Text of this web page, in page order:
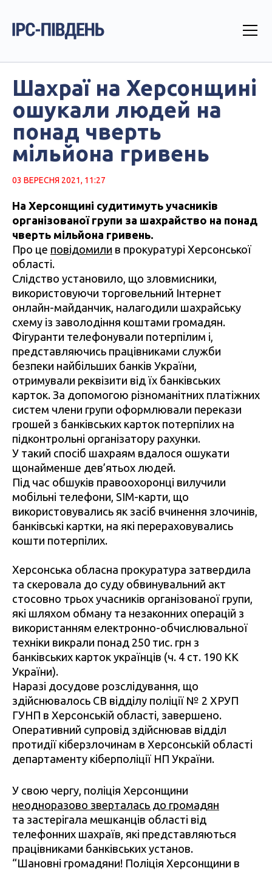
Шахраї на Херсонщині
ошукали людей на
понад чверть
мільйона гривень
03 ВЕРЕСНЯ 2021, 11:27
На Херсонщині судитимуть учасників
організованої групи за шахрайство на понад
чверть мільйона гривень.
Про це повідомили в прокуратурі Херсонської
області.
Слідство установило, що зловмисники,
використовуючи торговельний Інтернет
онлайн-майданчик, налагодили шахрайську
схему із заволодіння коштами громадян.
Фігуранти телефонували потерпілим і,
представляючись працівниками служби
безпеки найбільших банків України,
отримували реквізити від їх банківських
карток. За допомогою різноманітних платіжних
систем члени групи оформлювали перекази
грошей з банківських карток потерпілих на
підконтрольні організатору рахунки.
У такий спосіб шахраям вдалося ошукати
щонайменше дев’ятьох людей.
Під час обшуків правоохоронці вилучили
мобільні телефони, SIM-карти, що
використовувались як засіб вчинення злочинів,
банківські картки, на які перераховувались
кошти потерпілих.
Херсонська обласна прокуратура затвердила
та скеровала до суду обвинувальний акт
стосовно трьох учасників організованої групи,
які шляхом обману та незаконних операцій з
використанням електронно-обчислювальної
техніки викрали понад 250 тис. грн з
банківських карток українців (ч. 4 ст. 190 КК
України).
Наразі досудове розслідування, що
здійснювалось СВ відділу поліції № 2 ХРУП
ГУНП в Херсонській області, завершено.
Оперативний супровід здійснював відділ
протидії кіберзлочинам в Херсонській області
департаменту кіберполіції НП України.
У свою чергу, поліція Херсонщини
неодноразово зверталась до громадян
та застерігала мешканців області від
телефонних шахраїв, які представляються
працівниками банківських установ.
“Шановні громадяни! Поліція Херсонщини в